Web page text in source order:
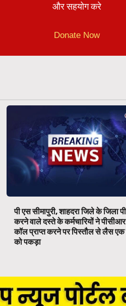
और सहयोग करे
Donate Now
पी एस सीमापुरी, शाहदरा जिले के जिला
करने वाले दस्ते के कर्मचारियों ने पीसीआर
कॉल प्राप्त करने पर पिस्तौल से लैस
को पकड़ा